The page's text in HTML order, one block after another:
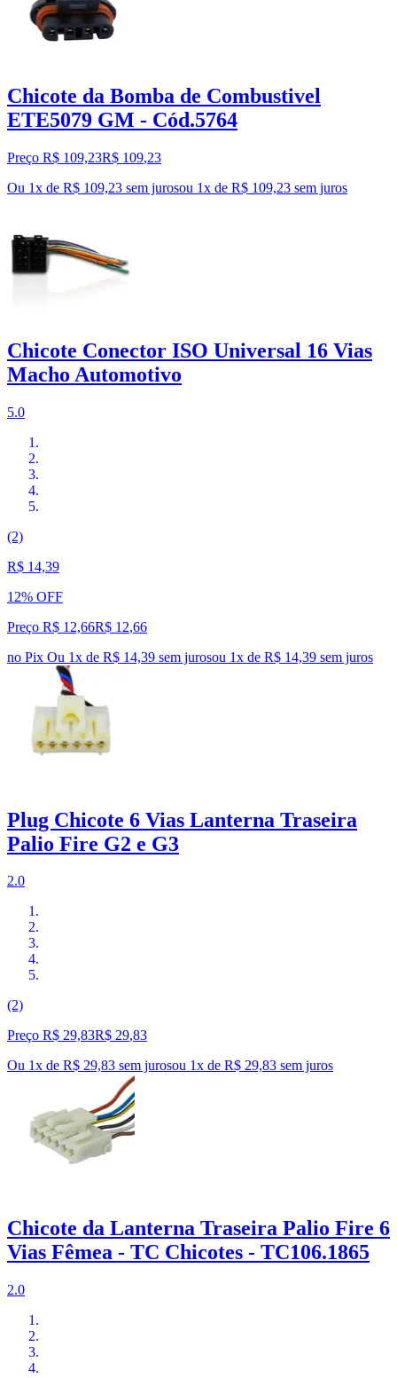
Chicote da Bomba de Combustivel
ETE5079 GM - Cód.5764
Preço R$ 109,23R$ 109,23
Ou 1x de R$ 109,23 sem jurosou 1x de R$ 109,23 sem juros
Chicote Conector ISO Universal 16 Vias
Macho Automotivo
5.0
(2)
R$ 14,39
12% OFF
Preço R$ 12,66R$ 12,66
no Pix Ou 1x de R$ 14,39 sem jurosou 1x de R$ 14,39 sem juros
Plug Chicote 6 Vias Lanterna Traseira
Palio Fire G2 e G3
2.0
(2)
Preço R$ 29,83R$ 29,83
Ou 1x de R$ 29,83 sem jurosou 1x de R$ 29,83 sem juros
Chicote da Lanterna Traseira Palio Fire 6
Vias Fêmea - TC Chicotes - TC106.1865
2.0